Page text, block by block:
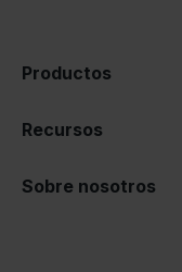
Productos
Recursos
Sobre nosotros